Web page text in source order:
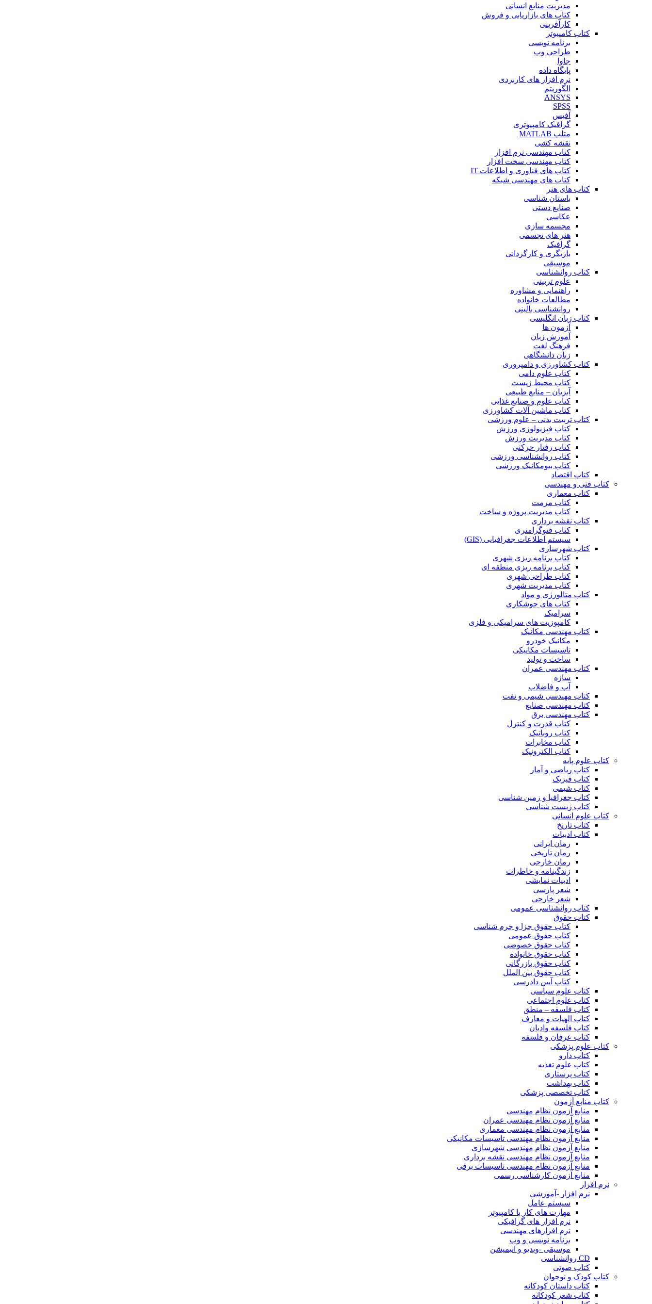
مدیریت منابع انسانی
کتاب های بازاریابی و فروش
کارآفرینی
کتاب کامپیوتر
برنامه نویسی
طراحی وب
جاوا
پایگاه داده
نرم افزار های کاربردی
الگوریتم
ANSYS
SPSS
آفیس
گرافیک کامپیوتری
متلب MATLAB
نقشه کشی
کتاب مهندسی نرم افزار
کتاب مهندسی سخت افزار
کتاب های فناوری و اطلاعات IT
کتاب های مهندسی شبکه
کتاب های هنر
باستان شناسی
صنایع دستی
عکاسی
مجسمه سازی
هنر های تجسمی
گرافیک
بازیگری و کارگردانی
موسیقی
کتاب روانشناسی
علوم تربیتی
راهنمایی و مشاوره
مطالعات خانواده
روانشناسی بالینی
کتاب زبان انگلیسی
آزمون ها
آموزش زبان
فرهنگ لغت
زبان دانشگاهی
کتاب کشاورزی و دامپروری
کتاب علوم دامی
کتاب محیط زیست
آبزیان – منابع طبیعی
کتاب علوم و صنایع غذایی
کتاب ماشین آلات کشاورزی
کتاب تربیت بدنی – علوم ورزشی
کتاب فیزیولوژی ورزش
کتاب مدیریت ورزش
کتاب رفتار حرکتی
کتاب روانشناسی ورزشی
کتاب بیومکانیک ورزشی
کتاب اقتصاد
کتاب فنی و مهندسی
کتاب معماری
کتاب مرمت
کتاب مدیریت پروژه و ساخت
کتاب نقشه برداری
کتاب فتوگرامتری
سیستم اطلاعات جغرافیایی (GIS)
کتاب شهرسازی
کتاب برنامه ریزی شهری
کتاب برنامه ریزی منطقه ای
کتاب طراحی شهری
کتاب مدیریت شهری
کتاب متالورژی و مواد
کتاب های جوشکاری
سرامیک
کامپوزیت های سرامیکی و فلزی
کتاب مهندسی مکانیک
مکانیک خودرو
تاسیسات مکانیکی
ساخت و تولید
کتاب مهندسی عمران
سازه
آب و فاضلاب
کتاب مهندسی شیمی و نفت
کتاب مهندسی صنایع
کتاب مهندسی برق
کتاب قدرت و کنترل
کتاب روباتیک
کتاب مخابرات
کتاب الکترونیک
کتاب علوم پایه
کتاب ریاضی و آمار
کتاب فیزیک
کتاب شیمی
کتاب جغرافیا و زمین شناسی
کتاب زیست شناسی
کتاب علوم انسانی
کتاب تاریخ
کتاب ادبیات
رمان ایرانی
رمان تاریخی
رمان خارجی
زندگینامه و خاطرات
ادبیات نمایشی
شعر پارسی
شعر خارجی
کتاب روانشناسی عمومی
کتاب حقوق
کتاب حقوق جزا و جرم شناسی
کتاب حقوق عمومی
کتاب حقوق خصوصی
کتاب حقوق خانواده
کتاب حقوق بازرگانی
کتاب حقوق بین الملل
کتاب آیین دادرسی
کتاب علوم سیاسی
کتاب علوم اجتماعی
کتاب فلسفه – منطق
کتاب الهیات و معارف
کتاب فلسفه وادیان
کتاب عرفان و فلسفه
کتاب علوم پزشکی
کتاب دارو
کتاب علوم تغذیه
کتاب پرستاری
کتاب بهداشت
کتاب تخصصی پزشکی
کتاب منابع آزمون
منابع آزمون نظام مهندسی
منابع آزمون نظام مهندسی عمران
منابع آزمون نظام مهندسی معماری
منابع آزمون نظام مهندسی تاسیسات مکانیکی
منابع آزمون نظام مهندسی شهرسازی
منابع آزمون نظام مهندسی نقشه برداری
منابع آزمون نظام مهندسی تاسیسات برقی
منابع آزمون کارشناسی رسمی
نرم افزار
نرم افزار -آموزشی
سیستم عامل
مهارت های کار با کامپیوتر
نرم افزار های گرافیکی
نرم افزارهای مهندسی
برنامه نویسی و وب
موسیقی -ویدیو و انیمیشن
CD روانشناسی
کتاب صوتی
کتاب کودک و نوجوان
کتاب داستان کودکانه
کتاب شعر کودکانه